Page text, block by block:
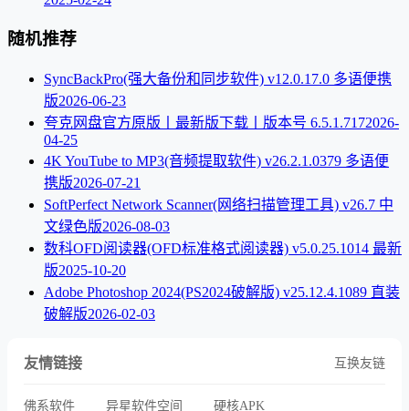
随机推荐
SyncBackPro(强大备份和同步软件) v12.0.17.0 多语便携
版2026-06-23
夸克网盘官方原版丨最新版下载丨版本号 6.5.1.7172026-
04-25
4K YouTube to MP3(音频提取软件) v26.2.1.0379 多语便
携版2026-07-21
SoftPerfect Network Scanner(网络扫描管理工具) v26.7 中
文绿色版2026-08-03
数科OFD阅读器(OFD标准格式阅读器) v5.0.25.1014 最新
版2025-10-20
Adobe Photoshop 2024(PS2024破解版) v25.12.4.1089 直装
破解版2026-02-03
友情链接 互换友链
佛系软件 异星软件空间 硬核APK